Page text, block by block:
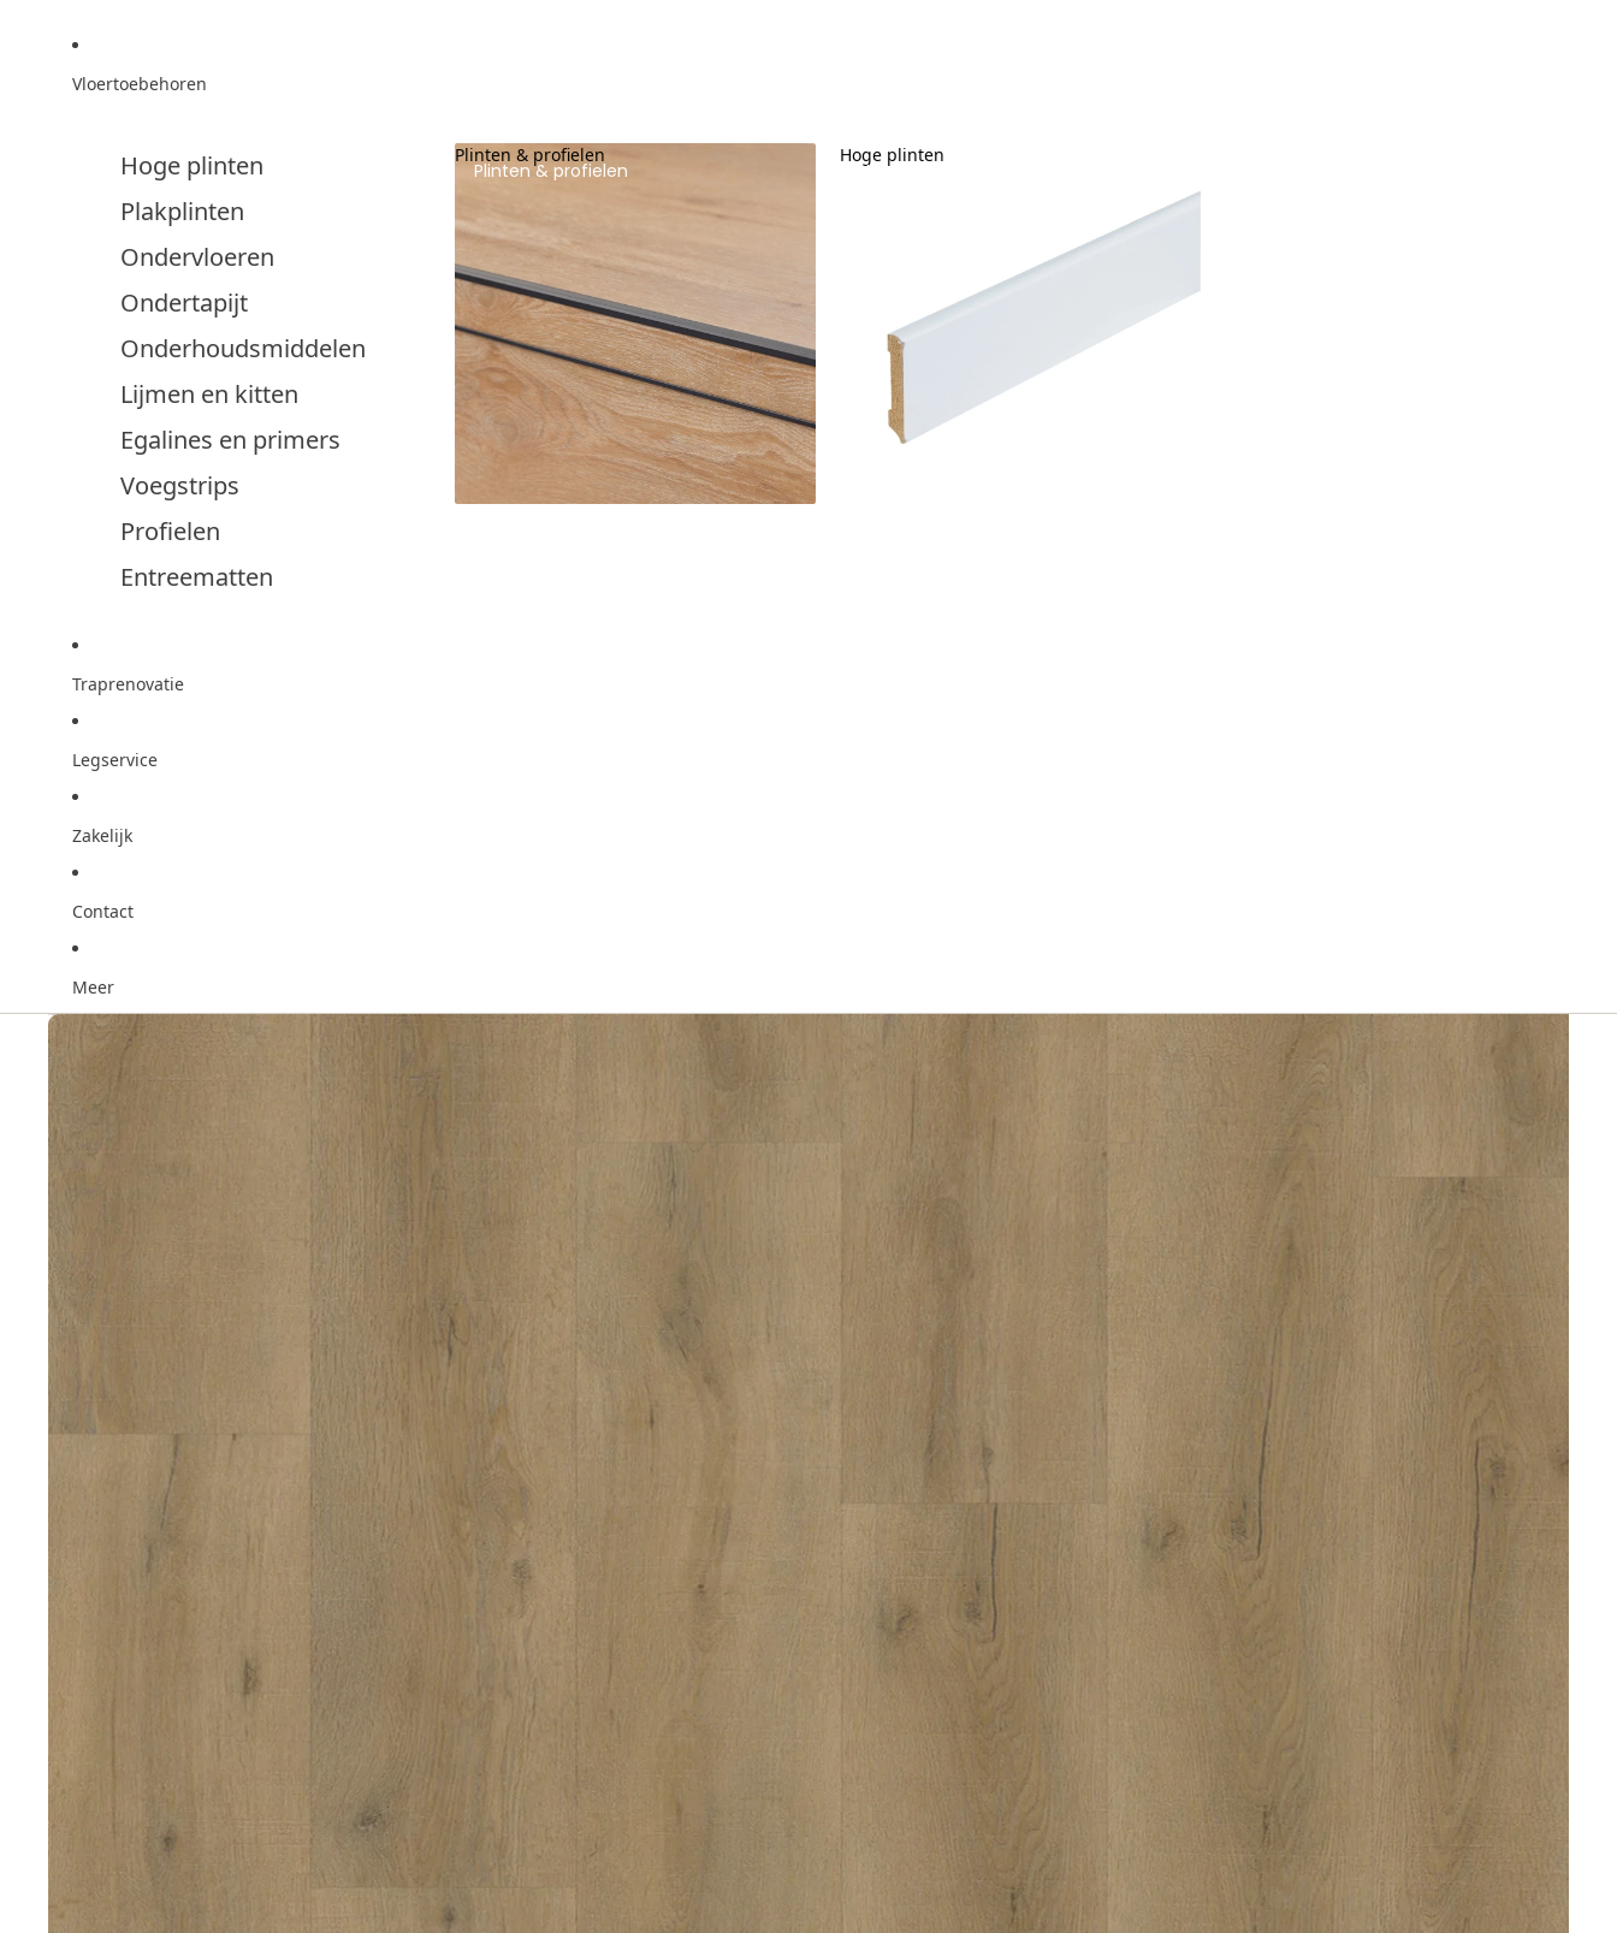
Vloertoebehoren
Hoge plinten
Plakplinten
Ondervloeren
Ondertapijt
Onderhoudsmiddelen
Lijmen en kitten
Egalines en primers
Voegstrips
Profielen
Entreematten
Plinten & profielen
Plinten & profielen
Hoge plinten
Hoge plinten
Traprenovatie
Legservice
Zakelijk
Contact
Meer
Ga direct naar de productinformatie